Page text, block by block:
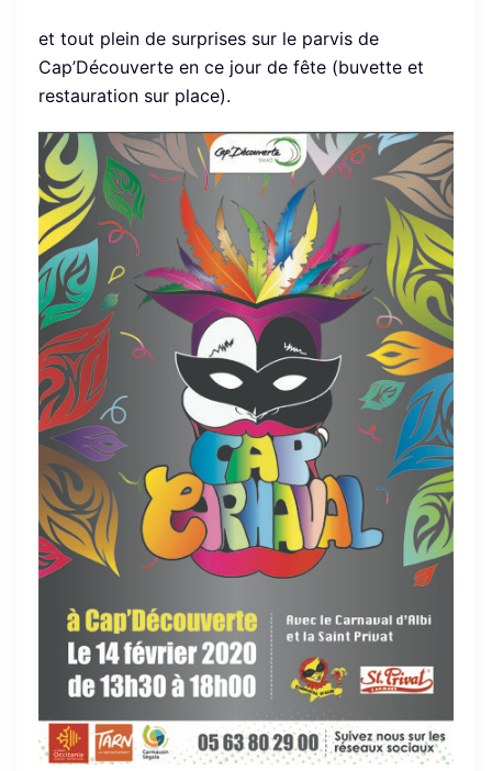
et tout plein de surprises sur le parvis de
Cap’Découverte en ce jour de fête (buvette et
restauration sur place).